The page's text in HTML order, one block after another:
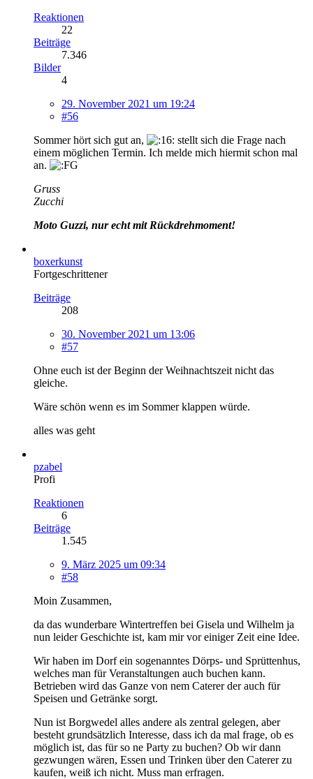
Reaktionen
22
Beiträge
7.346
Bilder
4
29. November 2021 um 19:24
#56
Sommer hört sich gut an,
stellt sich die Frage nach
einem möglichen Termin. Ich melde mich hiermit schon mal
an.
Gruss
Zucchi
Moto Guzzi, nur echt mit Rückdrehmoment!
boxerkunst
Fortgeschrittener
Beiträge
208
30. November 2021 um 13:06
#57
Ohne euch ist der Beginn der Weihnachtszeit nicht das
gleiche.
Wäre schön wenn es im Sommer klappen würde.
alles was geht
pzabel
Profi
Reaktionen
6
Beiträge
1.545
9. März 2025 um 09:34
#58
Moin Zusammen,
da das wunderbare Wintertreffen bei Gisela und Wilhelm ja
nun leider Geschichte ist, kam mir vor einiger Zeit eine Idee.
Wir haben im Dorf ein sogenanntes Dörps- und Sprüttenhus,
welches man für Veranstaltungen auch buchen kann.
Betrieben wird das Ganze von nem Caterer der auch für
Speisen und Getränke sorgt.
Nun ist Borgwedel alles andere als zentral gelegen, aber
besteht grundsätzlich Interesse, dass ich da mal frage, ob es
möglich ist, das für so ne Party zu buchen? Ob wir dann
gezwungen wären, Essen und Trinken über den Caterer zu
kaufen, weiß ich nicht. Muss man erfragen.